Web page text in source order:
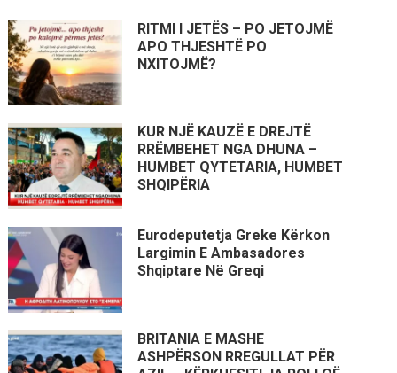
RITMI I JETËS – PO JETOJMË
APO THJESHTË PO
NXITOJMË?
KUR NJË KAUZË E DREJTË
RRËMBEHET NGA DHUNA –
HUMBET QYTETARIA, HUMBET
SHQIPËRIA
Eurodeputetja Greke Kërkon
Largimin E Ambasadores
Shqiptare Në Greqi
BRITANIA E MASHE
ASHPËRSON RREGULLAT PËR